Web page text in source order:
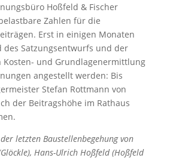
Hoßfeld & Fischer
Zahlen für die
Erst in einigen Monaten
des Satzungsentwurfs und der
Kosten- und Grundlagenermittlung
angestellt werden: Bis
Stefan Rottmann von
der Beitragshöhe im Rathaus
letzten Baustellenbegehung von
Hans-Ulrich Hoßfeld (Hoßfeld